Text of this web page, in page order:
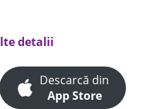
detalii
Descarcă din
App Store